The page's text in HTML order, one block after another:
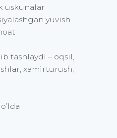
uskunalar
yuvish
tashlaydi – oqsil,
xamirturush,